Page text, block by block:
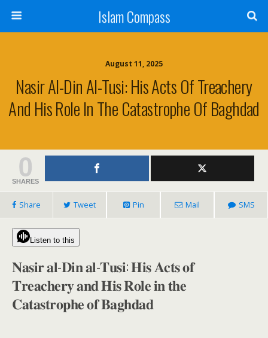
Islam Compass
August 11, 2025
Nasir Al-Din Al-Tusi: His Acts Of Treachery
And His Role In The Catastrophe Of Baghdad
0
SHARES
Share Tweet Pin Mail SMS
Listen to this
𝐍𝐚𝐬𝐢𝐫 𝐚𝐥-𝐃𝐢𝐧 𝐚𝐥-𝐓𝐮𝐬𝐢: 𝐇𝐢𝐬 𝐀𝐜𝐭𝐬 𝐨𝐟
𝐓𝐫𝐞𝐚𝐜𝐡𝐞𝐫𝐲 𝐚𝐧𝐝 𝐇𝐢𝐬 𝐑𝐨𝐥𝐞 𝐢𝐧 𝐭𝐡𝐞
𝐂𝐚𝐭𝐚𝐬𝐭𝐫𝐨𝐩𝐡𝐞 𝐨𝐟 𝐁𝐚𝐠𝐡𝐝𝐚𝐝